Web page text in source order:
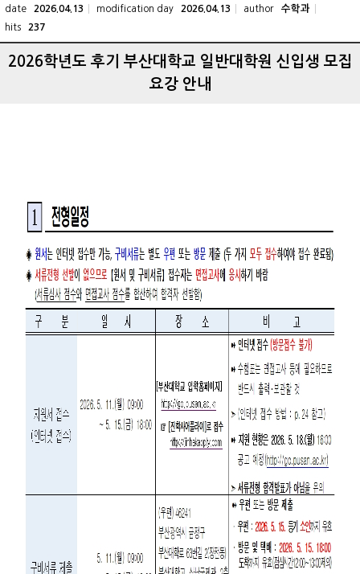
date 2026.04.13 modification day 2026.04.13 author 수학과
hits 237
2026학년도 후기 부산대학교 일반대학원 신입생 모집
요강 안내